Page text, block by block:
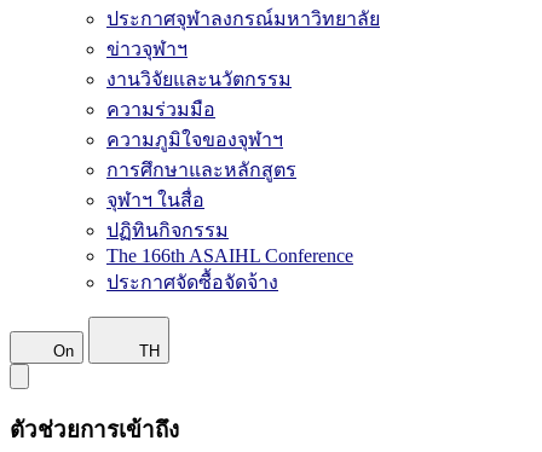
ประกาศจุฬาลงกรณ์มหาวิทยาลัย
ข่าวจุฬาฯ
งานวิจัยและนวัตกรรม
ความร่วมมือ
ความภูมิใจของจุฬาฯ
การศึกษาและหลักสูตร
จุฬาฯ ในสื่อ
ปฏิทินกิจกรรม
The 166th ASAIHL Conference
ประกาศจัดซื้อจัดจ้าง
On TH
ตัวช่วยการเข้าถึง